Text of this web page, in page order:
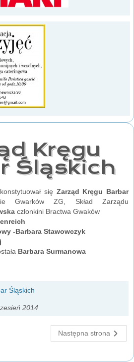
Kręgu
Śląskich
się Zarząd Kręgu Barbar
Gwarków ZG, Skład Zarządu
członkini Bractwa Gwaków
-Barbara Stawowczyk
Barbara Surmanowa
Śląskich
2014
Następna strona